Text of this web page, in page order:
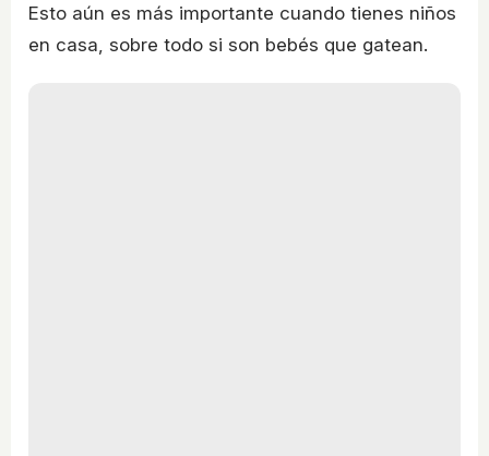
Esto aún es más importante cuando tienes niños
en casa, sobre todo si son bebés que gatean.